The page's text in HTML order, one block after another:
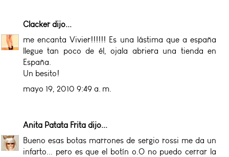
Clackerdijo...
me encanta Vivier!!!!!! Es una lástima que a españa
llegue tan poco de él, ojala abriera una tienda en
España.
Un besito!
mayo 19, 2010 9:49 a. m.
Anita Patata Frita dijo...
Bueno esas botas marrones de sergio rossi me da un
infarto... pero es que el botín o.O no puedo cerrar la